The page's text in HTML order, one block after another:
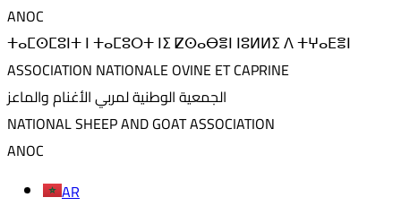
ANOC
ⵜⴰⵎⵙⵎⵓⵏⵜ ⵏ ⵜⴰⵎⵓⵔⵜ ⵏⵉ ⵇⵙⴰⴱⴻⵏ ⵏⵓⵍⵍⵉ ⴷ ⵜⵖⴰⴹⴻⵏ
ASSOCIATION NATIONALE OVINE ET CAPRINE
الجمعية الوطنية لمربي الأغنام والماعز
NATIONAL SHEEP AND GOAT ASSOCIATION
ANOC
AR